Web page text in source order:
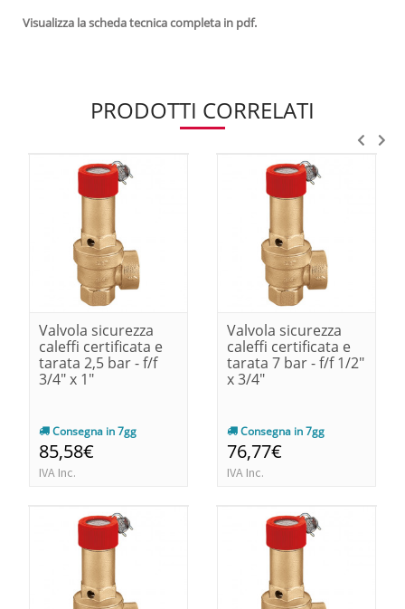
Visualizza la scheda tecnica completa in pdf.
PRODOTTI CORRELATI
Valvola sicurezza
caleffi certificata e
tarata 2,5 bar - f/f
3/4" x 1"
Consegna in 7gg
85,58€
IVA Inc.
Valvola sicurezza
caleffi certificata e
tarata 7 bar - f/f 1/2"
x 3/4"
Consegna in 7gg
76,77€
IVA Inc.